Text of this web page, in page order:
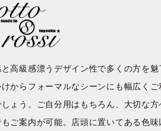
高級感漂うデザイン性で多くの方を
からフォーマルなシーンにも幅広く
ょう。ご自分用はもちろん、大切な
ご案内が可能。店頭に置いてある色